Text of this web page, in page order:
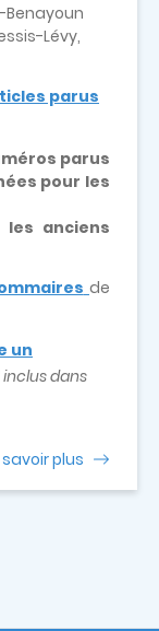
Benayoun
Lévy,
parus
parus
pour les
anciens
de
un
dans
savoir plus